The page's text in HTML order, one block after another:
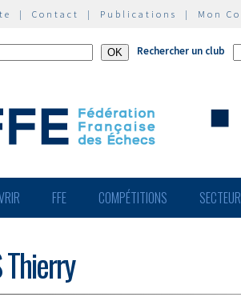
| Contact | Publications | Mon
Rechercher un club
FFE COMPÉTITIONS
Thierry